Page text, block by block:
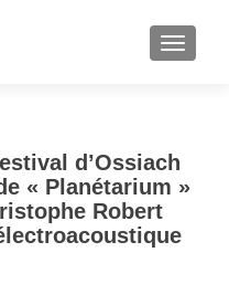
d’Ossiach
« Planétarium »
Robert